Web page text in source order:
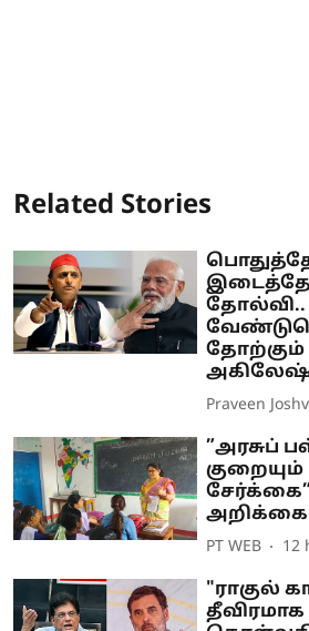
Related Stories
தோல்வி..
தோற்கும்
அகிலேஷ்
Praveen
”அரசுப்
சேர்க்கை”
அறிக்கை
PT WEB 12
"ராகுல்
தீவிரமாக